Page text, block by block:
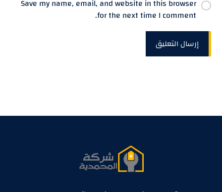
Save my name, email, and website in this browser
for the next time I comment.
إرسال التعليق